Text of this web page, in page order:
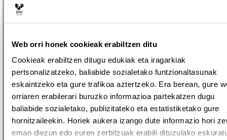
Web orri honek cookieak erabiltzen ditu
Cookieak erabiltzen ditugu edukiak eta iragarkiak
pertsonalizatzeko, baliabide sozialetako funtzionaltasunak
eskaintzeko eta gure trafikoa aztertzeko. Era berean, gure
orriaren erabilerari buruzko informazioa partekatzen dugu
baliabide sozialetako, publizitateko eta estatistiketako gure
hornitzaileekin. Horiek aukera izango dute informazio hori
eman diezun edo euren zerbitzuak erabili dituzulako